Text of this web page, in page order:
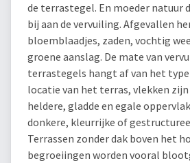
de terrastegel. En moeder natuur
bij aan de vervuiling. Afgevallen
bloemblaadjes, zaden, vochtig
groene aanslag. De mate van
terrastegels hangt af van het
locatie van het terras, vlekken
heldere, gladde en egale
donkere, kleurrijke of
Terrassen zonder dak boven het
begroeiingen worden vooral